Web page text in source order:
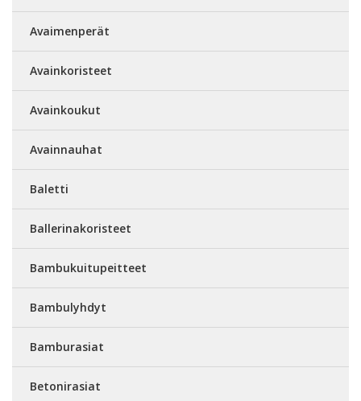
Avaimenperät
Avainkoristeet
Avainkoukut
Avainnauhat
Baletti
Ballerinakoristeet
Bambukuitupeitteet
Bambulyhdyt
Bamburasiat
Betonirasiat